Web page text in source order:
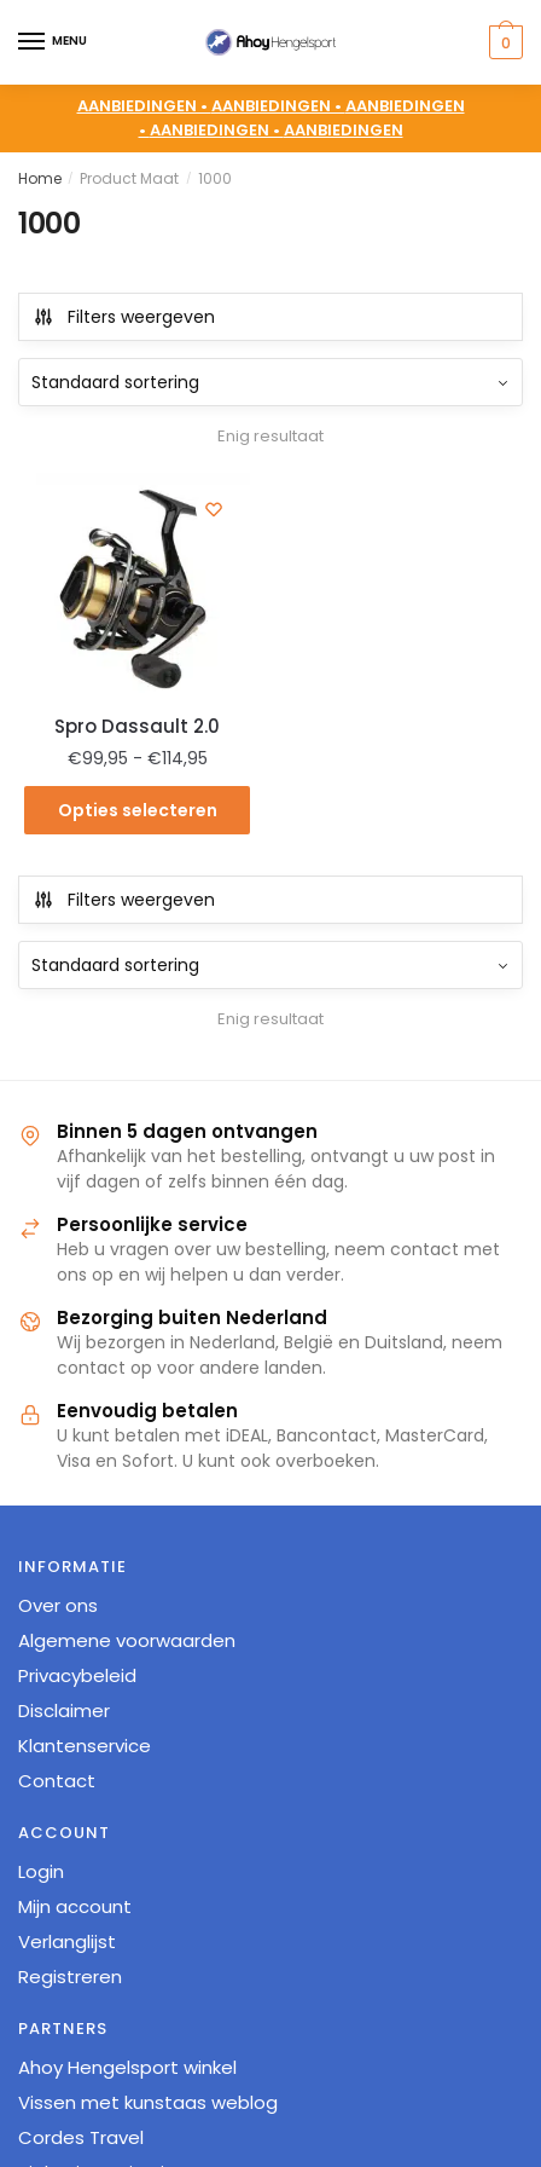
MENU 0
AANBIEDINGEN • AANBIEDINGEN • AANBIEDINGEN
• AANBIEDINGEN • AANBIEDINGEN
Home / Product Maat / 1000
1000
Filters weergeven
Enig resultaat
Spro Dassault 2.0
€99,95 - €114,95
Opties selecteren
Filters weergeven
Enig resultaat
Binnen 5 dagen ontvangen
Afhankelijk van het bestelling, ontvangt u uw post in
vijf dagen of zelfs binnen één dag.
Persoonlijke service
Heb u vragen over uw bestelling, neem contact met
ons op en wij helpen u dan verder.
Bezorging buiten Nederland
Wij bezorgen in Nederland, België en Duitsland, neem
contact op voor andere landen.
Eenvoudig betalen
U kunt betalen met iDEAL, Bancontact, MasterCard,
Visa en Sofort. U kunt ook overboeken.
INFORMATIE
Over ons
Algemene voorwaarden
Privacybeleid
Disclaimer
Klantenservice
Contact
ACCOUNT
Login
Mijn account
Verlanglijst
Registreren
PARTNERS
Ahoy Hengelsport winkel
Vissen met kunstaas weblog
Cordes Travel